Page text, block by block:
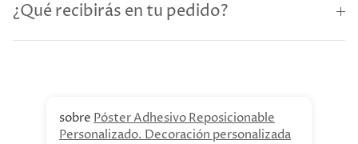
¿Qué recibirás en tu pedido?
Póster Adhesivo Reposicionable
Personalizado. Decoración personalizada